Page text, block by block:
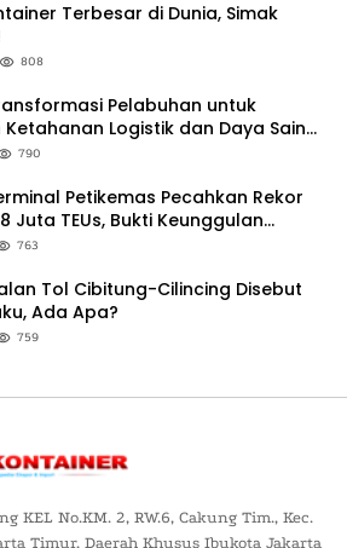
Terbesar di Dunia, Simak
808
Pelabuhan untuk
Ketahanan Logistik dan Daya Saing
790
Petikemas Pecahkan Rekor
Juta TEUs, Bukti Keunggulan
763
Tol Cibitung-Cilincing Disebut
Ada Apa?
759
KEL No.KM. 2, RW.6, Cakung Tim., Kec.
Timur, Daerah Khusus Ibukota Jakarta